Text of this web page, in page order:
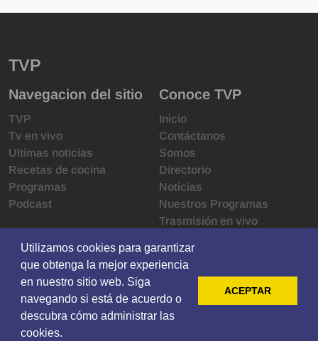
TVP
Navegacion del sitio
TVP
Tv en vivo
Ultimas noticias
Recetas de cocina
Programas
Podcast
Conoce TVP
Inicio
Contáctanos
Somos
Directorio
Noticias
Nuestros Programas
Trasmisión en vivo
Derechos de las audiencias
Código de ética
Redes sociales
© 2021 Televisoras Grupo Pacífico ·
Utilizamos cookies para garantizar
que obtenga la mejor experiencia
en nuestro sitio web. Siga
navegando si está de acuerdo o
descubra cómo administrar las
cookies.
ACEPTAR
Utilizamos cookies para garantizar
que obtenga la mejor experiencia
en nuestro sitio web. Siga
navegando si está de acuerdo o
descubra cómo administrar las
cookies.
ACEPTAR